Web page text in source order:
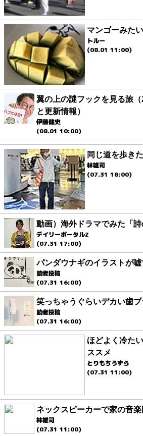
マンゴーみた
トルー
(08.01 11:00)
翼の上の謎フックを見る旅
と更新情報）
伊藤健史
(08.01 10:00)
同じ道を歩き
林雄司
(07.31 18:00)
動画）海外ドラマでみた「
デイリーポータルZ
(07.31 17:00)
パンダウナギのイラストが嘘
読者投稿
(07.31 16:00)
笑っちゃうぐらいデカい歯
読者投稿
(07.31 16:00)
ほどよく冷た
ススメ
とりもちうずら
(07.31 11:00)
ネックスピーカーで家の音
林雄司
(07.31 11:00)